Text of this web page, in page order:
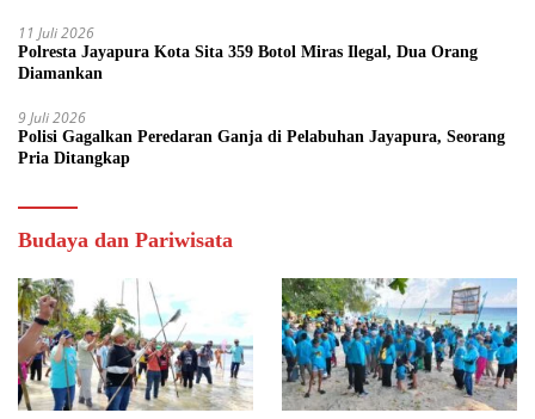
11 Juli 2026
Polresta Jayapura Kota Sita 359 Botol Miras Ilegal, Dua Orang
Diamankan
9 Juli 2026
Polisi Gagalkan Peredaran Ganja di Pelabuhan Jayapura, Seorang
Pria Ditangkap
Budaya dan Pariwisata